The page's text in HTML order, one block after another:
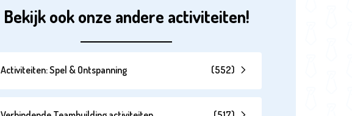
Bekijk ook onze andere activiteiten!
Activiteiten: Spel & Ontspanning (552)